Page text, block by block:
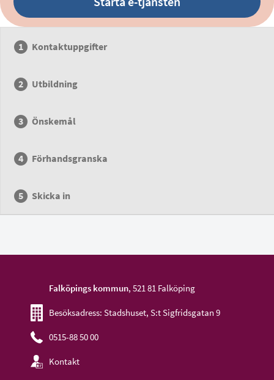
Kontaktuppgifter
Utbildning
Önskemål
Förhandsgranska
Skicka in
Falköpings kommun, 521 81 Falköping
Besöksadress: Stadshuset, S:t Sigfridsgatan 9
0515-88 50 00
Kontakt